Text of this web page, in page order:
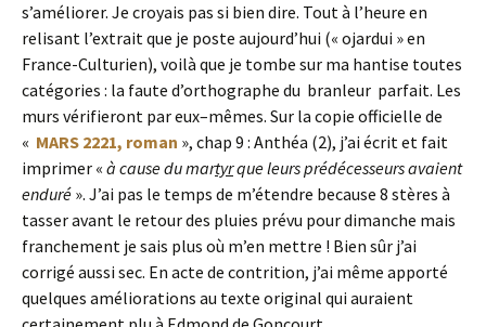
s’améliorer. Je croyais pas si bien dire. Tout à l’heure en
relisant l’extrait que je poste aujourd’hui (« ojardui » en
France-Culturien), voilà que je tombe sur ma hantise toutes
catégories : la faute d’orthographe du branleur parfait. Les
murs vérifieront par eux–mêmes. Sur la copie officielle de
« MARS 2221, roman », chap 9 : Anthéa (2), j’ai écrit et fait
imprimer « à cause du martyrque leurs prédécesseurs avaient
enduré ». J’ai pas le temps de m’étendre because 8 stères à
tasser avant le retour des pluies prévu pour dimanche mais
franchement je sais plus où m’en mettre ! Bien sûr j’ai
corrigé aussi sec. En acte de contrition, j’ai même apporté
quelques améliorations au texte original qui auraient